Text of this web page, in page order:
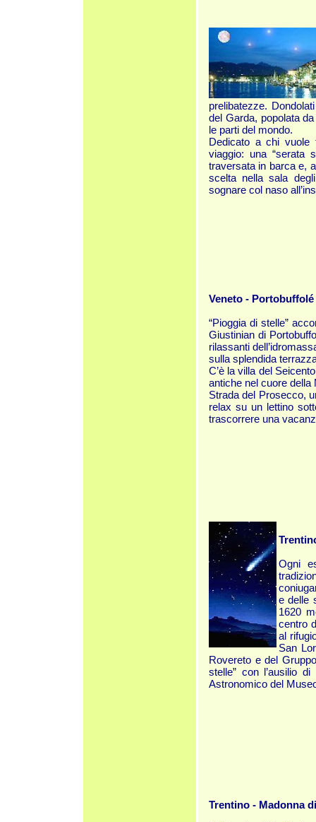
prelibatezze.
del Garda, popolata
le parti del mondo.
Dedicato a chi vuole
viaggio: una “serata
traversata in barca e,
scelta nella sala
sognare col naso
Veneto - Portobuffolé
“Pioggia di stelle”
Giustinian di
rilassanti
sulla splendida
C’è la villa del
antiche nel cuore della
Strada del Prosecco,
relax su un lettino
trascorrere una
Ogni
e delle
1620
centro
al
San
Rovereto e del
stelle” con l’ausilio
Astronomico del
Trentino - Madonna